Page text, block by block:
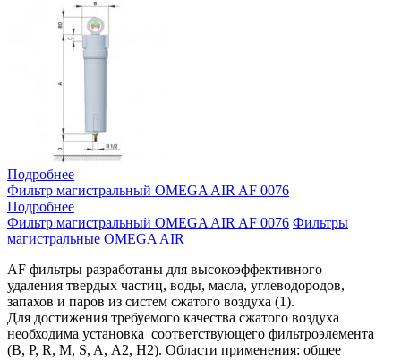
Подробнее
Фильтр магистральный OMEGA AIR AF 0076
Подробнее
Фильтр магистральный OMEGA AIR AF 0076 Фильтры
магистральные OMEGA AIR
AF фильтры разработаны для высокоэффективного
удаления твердых частиц, воды, масла, углеводородов,
запахов и паров из систем сжатого воздуха (1).
Для достижения требуемого качества сжатого воздуха
необходима установка соответствующего фильтроэлемента
(B, P, R, M, S, A, A2, H2). Области применения: общее